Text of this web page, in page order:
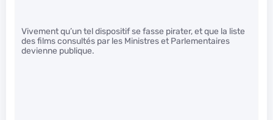
Vivement qu’un tel dispositif se fasse pirater, et que la liste
des films consultés par les Ministres et Parlementaires
devienne publique.